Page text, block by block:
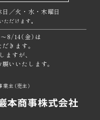
日／火・水・木曜日
ただけます｡
8/14（金）は
きます。
ますが、
いいたします。
業主（売主）